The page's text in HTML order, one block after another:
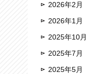
2026年2月
2026年1月
2025年10月
2025年7月
2025年5月